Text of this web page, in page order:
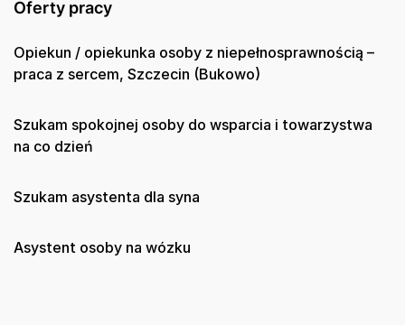
Oferty pracy
Opiekun / opiekunka osoby z niepełnosprawnością –
praca z sercem, Szczecin (Bukowo)
Szukam spokojnej osoby do wsparcia i towarzystwa
na co dzień
Szukam asystenta dla syna
Asystent osoby na wózku